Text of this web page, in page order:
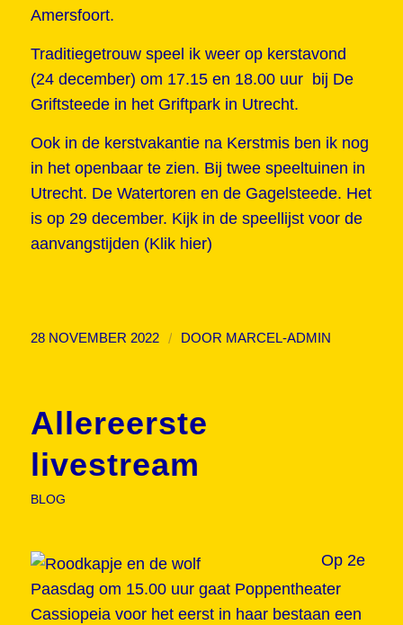
Amersfoort.
Traditiegetrouw speel ik weer op kerstavond
(24 december) om 17.15 en 18.00 uur bij De
Griftsteede in het Griftpark in Utrecht.
Ook in de kerstvakantie na Kerstmis ben ik nog
in het openbaar te zien. Bij twee speeltuinen in
Utrecht. De Watertoren en de Gagelsteede. Het
is op 29 december. Kijk in de speellijst voor de
aanvangstijden (Klik hier)
28 NOVEMBER 2022 / DOOR MARCEL-ADMIN
Allereerste
livestream
BLOG
Op 2e
Paasdag om 15.00 uur gaat Poppentheater
Cassiopeia voor het eerst in haar bestaan een